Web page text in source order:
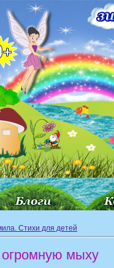
Стихи для детей
мыху